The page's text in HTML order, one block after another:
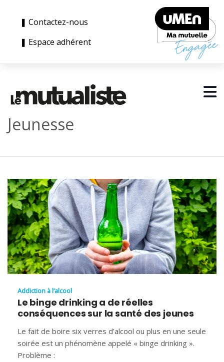
❚ Contactez-nous
❚ Espace adhérent
Jeunesse
Addiction à l’alcool
Le binge drinking a de réelles
conséquences sur la santé des jeunes
Le fait de boire six verres d’alcool ou plus en une seule
soirée est un phénomène appelé « binge drinking ».
Problème :